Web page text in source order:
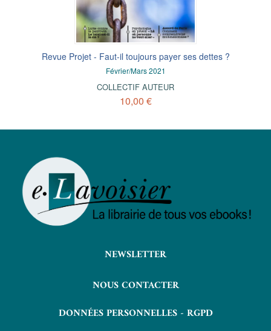
Revue Projet - Faut-il toujours payer ses dettes ?
Février/Mars 2021
COLLECTIF AUTEUR
10,00 €
NEWSLETTER
NOUS CONTACTER
DONNÉES PERSONNELLES - RGPD